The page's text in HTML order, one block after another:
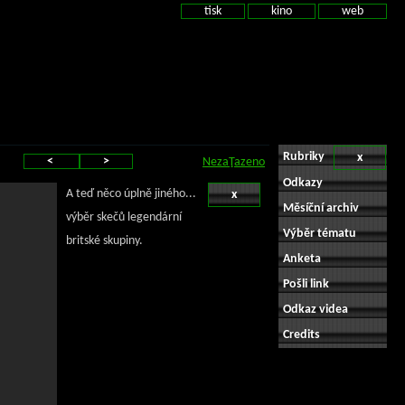
tisk kino web
NezaŢazeno
< >
x
A teď něco úplně jiného...
výběr skečů legendární
britské skupiny.
x
Rubriky
Odkazy
Měsíční archiv
Výběr tématu
Anketa
Pošli link
Odkaz videa
Credits